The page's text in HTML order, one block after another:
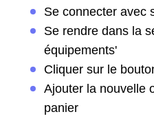
Se connecter avec
Se rendre dans la
équipements'
Cliquer sur le
Ajouter la nouvelle
panier